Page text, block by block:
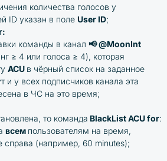
количества голосов у
ID указан в поле User ID;
команды в канал 📢 @MoonInt
≥ 4 или голоса ≥ 4), которая
ACU в чёрный список на заданное
и у всех подписчиков канала эта
в ЧС на это время;
то команда BlackList ACU for:
всем пользователям на время,
справа (например, 60 minutes);